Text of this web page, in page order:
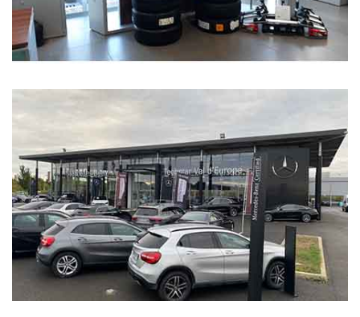
Pour plus de renseignements n’hésitez pas à nous appeler ou
nous rendre visite.
Vous pouvez, sur cet espace en ligne, voir notre stock de
d’entretien.